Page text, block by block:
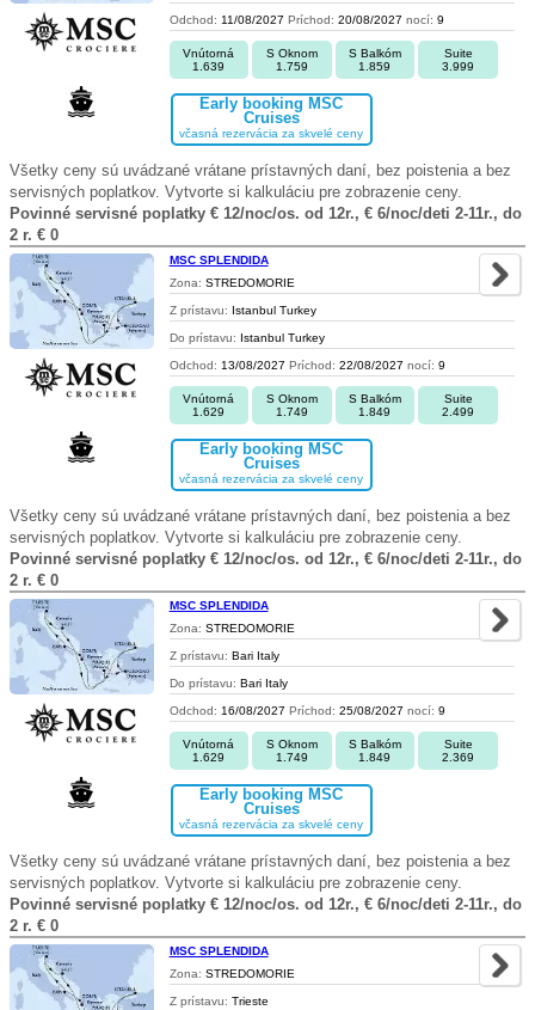
Odchod: 11/08/2027 Príchod: 20/08/2027 nocí: 9
Vnútorná
1.639
S Oknom
1.759
S Balkóm
1.859
Suite
3.999
Early booking MSC
Cruises
včasná rezervácia za skvelé ceny
Všetky ceny sú uvádzané vrátane prístavných daní, bez poistenia a bez
servisných poplatkov. Vytvorte si kalkuláciu pre zobrazenie ceny.
Povinné servisné poplatky € 12/noc/os. od 12r., € 6/noc/deti 2-11r., do
2 r. € 0
MSC SPLENDIDA
Zona: STREDOMORIE
Z prístavu: Istanbul Turkey
Do prístavu: Istanbul Turkey
Odchod: 13/08/2027 Príchod: 22/08/2027 nocí: 9
Vnútorná
1.629
S Oknom
1.749
S Balkóm
1.849
Suite
2.499
Early booking MSC
Cruises
včasná rezervácia za skvelé ceny
Všetky ceny sú uvádzané vrátane prístavných daní, bez poistenia a bez
servisných poplatkov. Vytvorte si kalkuláciu pre zobrazenie ceny.
Povinné servisné poplatky € 12/noc/os. od 12r., € 6/noc/deti 2-11r., do
2 r. € 0
MSC SPLENDIDA
Zona: STREDOMORIE
Z prístavu: Bari Italy
Do prístavu: Bari Italy
Odchod: 16/08/2027 Príchod: 25/08/2027 nocí: 9
Vnútorná
1.629
S Oknom
1.749
S Balkóm
1.849
Suite
2.369
Early booking MSC
Cruises
včasná rezervácia za skvelé ceny
Všetky ceny sú uvádzané vrátane prístavných daní, bez poistenia a bez
servisných poplatkov. Vytvorte si kalkuláciu pre zobrazenie ceny.
Povinné servisné poplatky € 12/noc/os. od 12r., € 6/noc/deti 2-11r., do
2 r. € 0
MSC SPLENDIDA
Zona: STREDOMORIE
Z prístavu: Trieste